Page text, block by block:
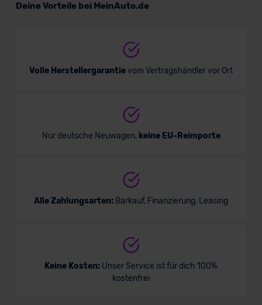
Deine Vorteile bei MeinAuto.de
Volle Herstellergarantievom Vertragshändler vor Ort
Nur deutsche Neuwagen, keine EU-Reimporte
Alle Zahlungsarten: Barkauf, Finanzierung, Leasing
Keine Kosten: Unser Service ist für dich 100%
kostenfrei